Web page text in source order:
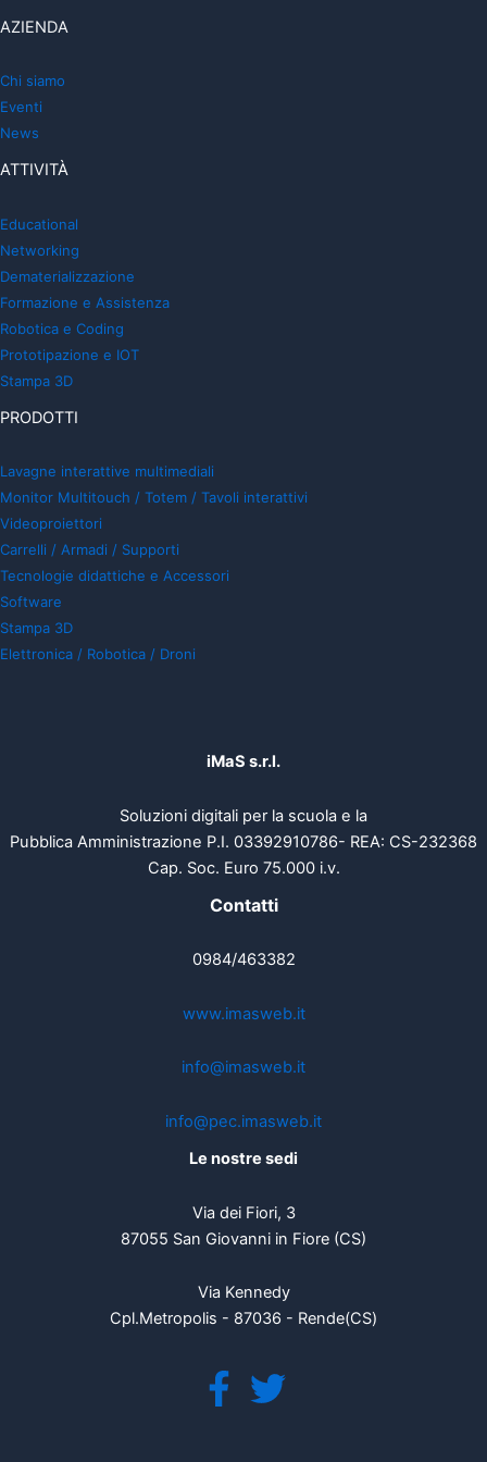
AZIENDA
Chi siamo
Eventi
News
ATTIVITÀ
Educational
Networking
Dematerializzazione
Formazione e Assistenza
Robotica e Coding
Prototipazione e IOT
Stampa 3D
PRODOTTI
Lavagne interattive multimediali
Monitor Multitouch / Totem / Tavoli interattivi
Videoproiettori
Carrelli / Armadi / Supporti
Tecnologie didattiche e Accessori
Software
Stampa 3D
Elettronica / Robotica / Droni
iMaS s.r.l.
Soluzioni digitali per la scuola e la
Pubblica Amministrazione P.I. 03392910786- REA: CS-232368
Cap. Soc. Euro 75.000 i.v.
Contatti
0984/463382
www.imasweb.it
info@imasweb.it
info@pec.imasweb.it
Le nostre sedi
Via dei Fiori, 3
87055 San Giovanni in Fiore (CS)
Via Kennedy
Cpl.Metropolis - 87036 - Rende(CS)